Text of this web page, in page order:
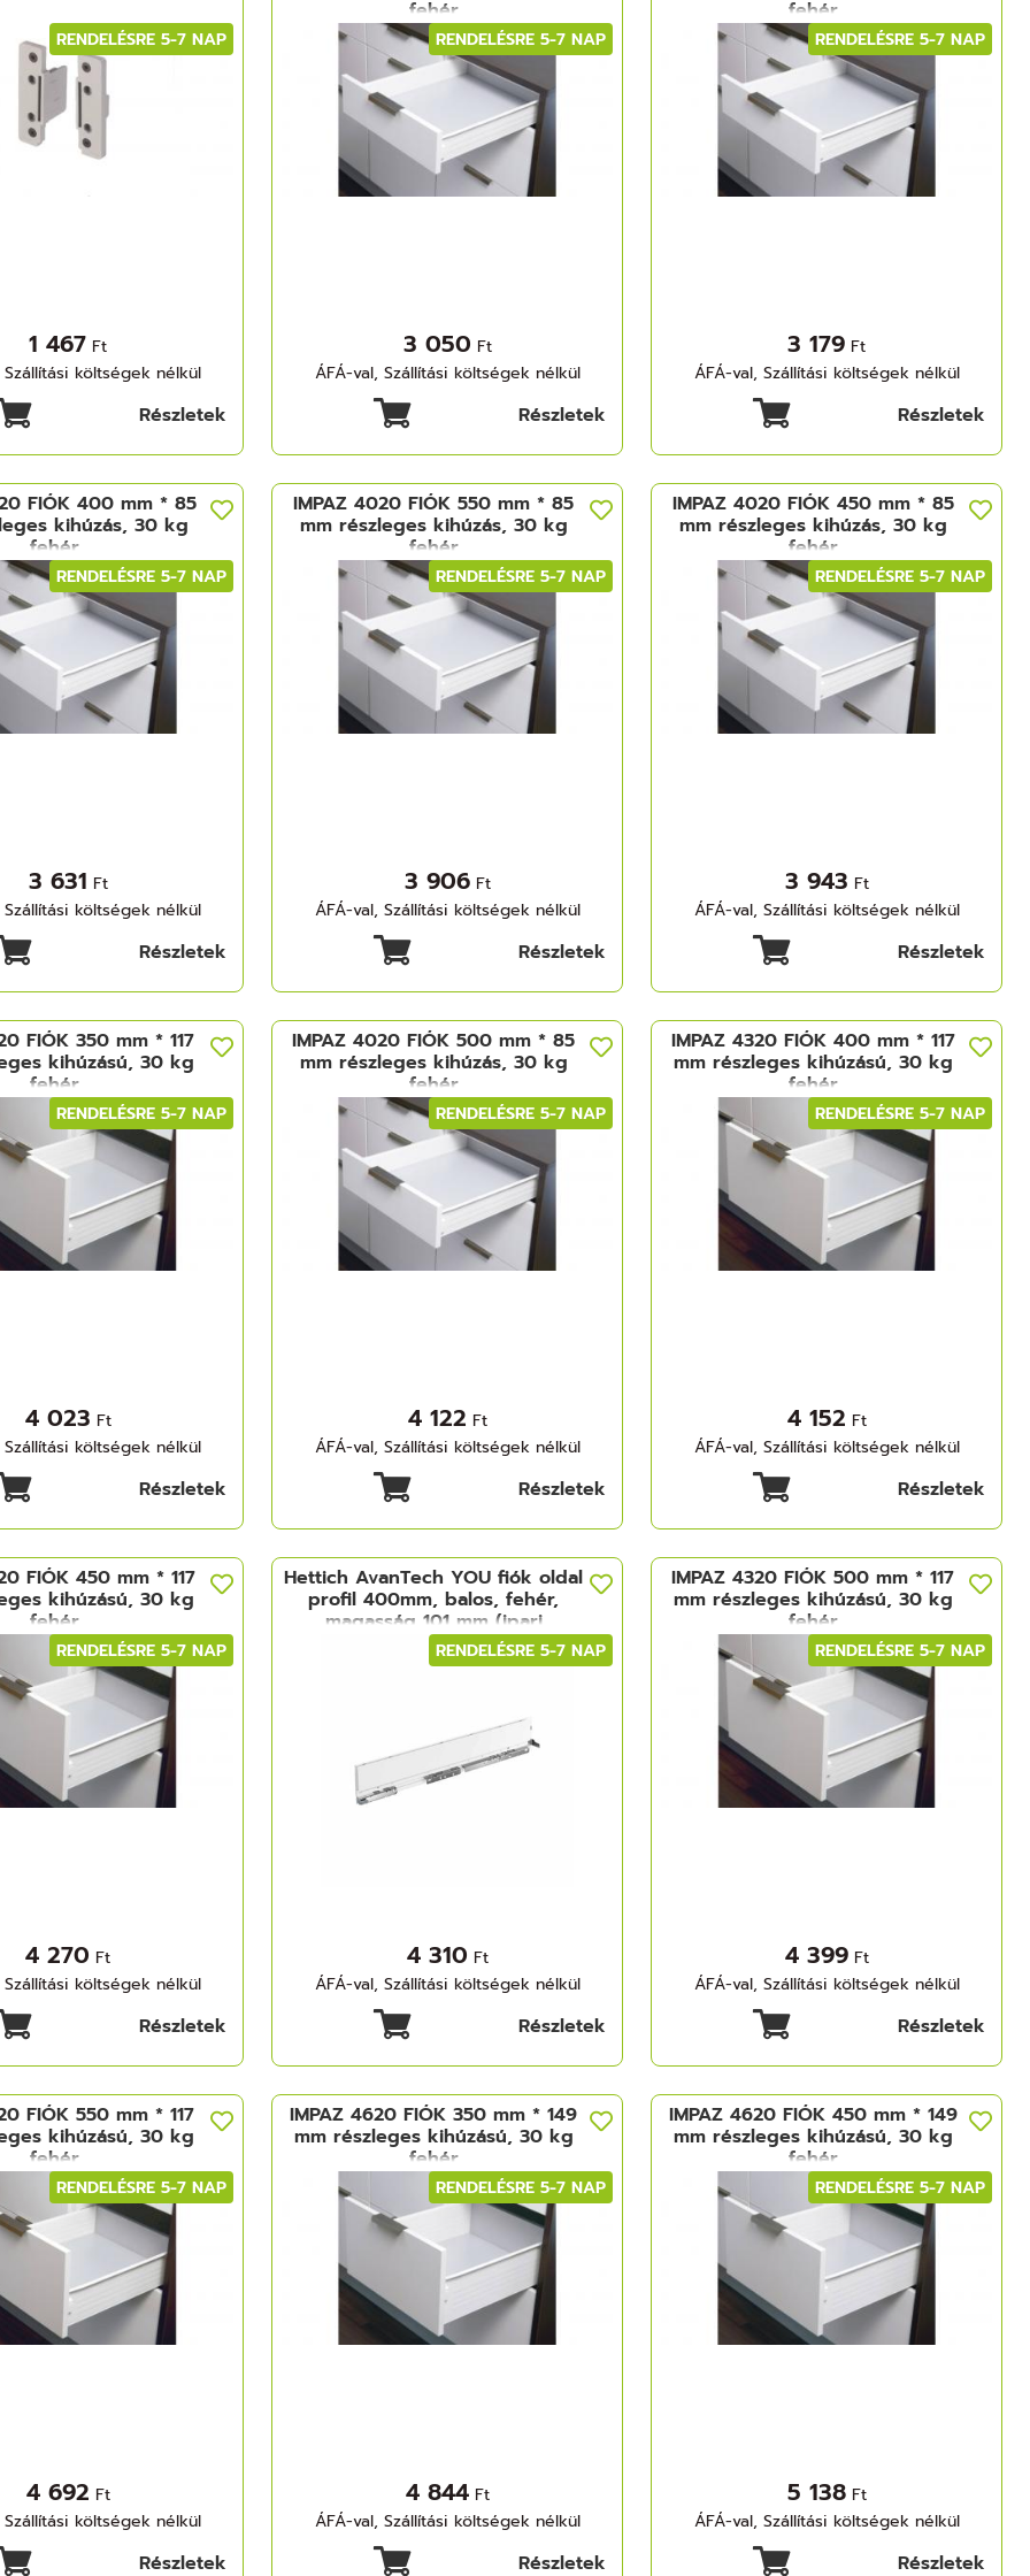
RENDELÉSRE 5-7 NAP
1 467 Ft
Szállítási költségek nélkül
Részletek
RENDELÉSRE 5-7 NAP
fehér
3 050 Ft
ÁFÁ-val, Szállítási költségek nélkül
Részletek
RENDELÉSRE 5-7 NAP
fehér
3 179 Ft
ÁFÁ-val, Szállítási költségek nélkül
Részletek
RENDELÉSRE 5-7 NAP
FIÓK 400 mm * 85
kihúzás, 30 kg
fehér
3 631 Ft
Szállítási költségek nélkül
Részletek
RENDELÉSRE 5-7 NAP
IMPAZ 4020 FIÓK 550 mm * 85
mm részleges kihúzás, 30 kg
fehér
3 906 Ft
ÁFÁ-val, Szállítási költségek nélkül
Részletek
RENDELÉSRE 5-7 NAP
IMPAZ 4020 FIÓK 450 mm * 85
mm részleges kihúzás, 30 kg
fehér
3 943 Ft
ÁFÁ-val, Szállítási költségek nélkül
Részletek
RENDELÉSRE 5-7 NAP
FIÓK 350 mm * 117
kihúzású, 30 kg
fehér
4 023 Ft
Szállítási költségek nélkül
Részletek
RENDELÉSRE 5-7 NAP
IMPAZ 4020 FIÓK 500 mm * 85
mm részleges kihúzás, 30 kg
fehér
4 122 Ft
ÁFÁ-val, Szállítási költségek nélkül
Részletek
RENDELÉSRE 5-7 NAP
IMPAZ 4320 FIÓK 400 mm * 117
mm részleges kihúzású, 30 kg
fehér
4 152 Ft
ÁFÁ-val, Szállítási költségek nélkül
Részletek
RENDELÉSRE 5-7 NAP
FIÓK 450 mm * 117
kihúzású, 30 kg
fehér
4 270 Ft
Szállítási költségek nélkül
Részletek
RENDELÉSRE 5-7 NAP
Hettich AvanTech YOU fiók oldal
profil 400mm, balos, fehér,
magasság 101 mm (ipari
kiszerelés)
4 310 Ft
ÁFÁ-val, Szállítási költségek nélkül
Részletek
RENDELÉSRE 5-7 NAP
IMPAZ 4320 FIÓK 500 mm * 117
mm részleges kihúzású, 30 kg
fehér
4 399 Ft
ÁFÁ-val, Szállítási költségek nélkül
Részletek
RENDELÉSRE 5-7 NAP
FIÓK 550 mm * 117
kihúzású, 30 kg
fehér
4 692 Ft
Szállítási költségek nélkül
Részletek
RENDELÉSRE 5-7 NAP
IMPAZ 4620 FIÓK 350 mm * 149
mm részleges kihúzású, 30 kg
fehér
4 844 Ft
ÁFÁ-val, Szállítási költségek nélkül
Részletek
RENDELÉSRE 5-7 NAP
IMPAZ 4620 FIÓK 450 mm * 149
mm részleges kihúzású, 30 kg
fehér
5 138 Ft
ÁFÁ-val, Szállítási költségek nélkül
Részletek